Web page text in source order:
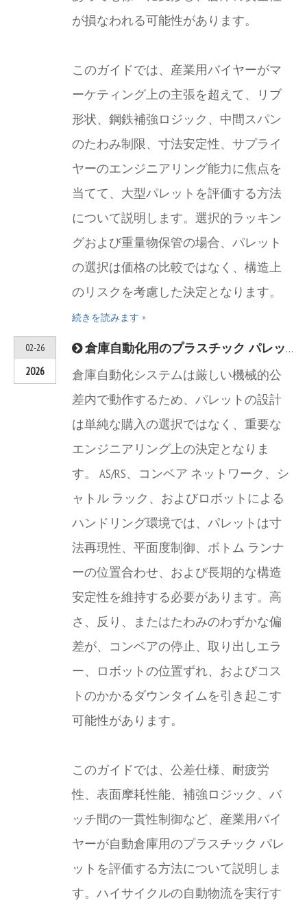
が損なわれる可能性があります。
このガイドでは、産業用バイヤーがマ
ーケティング上の主張を超えて、リブ
形状、鋼鉄補強ロジック、中間スパン
のたわみ制限、寸法安定性、サプライ
ヤーのエンジニアリング能力に焦点を
当てて、大型パレットを評価する方法
について説明します。選択的ラッキン
グおよび重量物保管の場合、パレット
の選択は価格の比較ではなく、構造上
のリスクを考慮した決定となります。
続きを読みます »
02-26
2026
倉庫自動化用のプラスチック パレット —— AS/RS、コンベヤ、ロボットとの互換性を確保する方法 (2026 年ガイド)
倉庫自動化システムは厳しい機械的公
差内で動作するため、パレットの設計
は単純な購入の選択ではなく、重要な
エンジニアリング上の決定となりま
す。 AS/RS、コンベア ネットワーク、シ
ャトル ラック、およびロボットによる
ハンドリング環境では、パレットは寸
法再現性、平面度制御、ボトム ランナ
ーの位置合わせ、および長期的な構造
安定性を維持する必要があります。高
さ、反り、またはたわみのわずかな偏
差が、コンベアの停止、取り出しエラ
ー、ロボットの位置ずれ、およびコス
トのかかるダウンタイムを引き起こす
可能性があります。
このガイドでは、公差仕様、耐疲労
性、表面摩耗性能、補強ロジック、バ
ッチ間の一貫性制御など、産業用バイ
ヤーが自動倉庫用のプラスチック パレ
ットを評価する方法について説明しま
す。ハイサイクルの自動物流を実行す